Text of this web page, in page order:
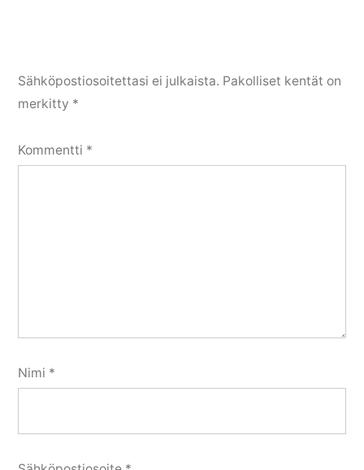
Sähköpostiosoitettasi ei julkaista. Pakolliset kentät on
merkitty *
Kommentti *
Nimi *